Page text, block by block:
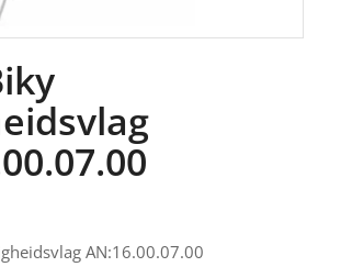
AN:16.00.07.00